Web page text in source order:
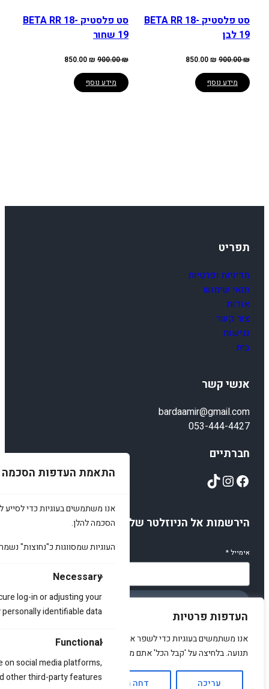
העדפות פרטיות
אנו משתמשים בעוגיות כדי לשפר את האתר, להציג תוכן מותאם ולנתח
תנועה. בלחיצה על 'קבל הכל' אתם מסכימים לכך.
עריכה דחה הכל אשר הכל
התאמת העדפות הסכמה
אנו משתמשים בעוגיות כדי לסייע
הסכמה להלן.
העוגיות שמסווגות כ"נחוצות"
Necessary
log-in or adjusting your
identifiable data.
Functional
social media platforms,
other third-party features.
סט פלסטיק BETA RR 18-
19 לבן
900.00₪ המחיר
היה:
900.00 ₪.
850.00₪
מידע נוסף
סט פלסטיק BETA RR 18-
19 שחור
900.00₪ המחיר
היה:
900.00 ₪.
850.00₪
מידע נוסף
תפריט
מדיניות ופרטיות
תנאי שימוש
אודות
צור קשר
נגישות
בית
אנשי קשר
bardaamir@gmail.com
053-444-4427
חברתיים
Facebook
Instagram
TikTok
הירשמות אל הניוזלטר שלנו
אימייל*
© 2025 amirstuff. All rights reserved.